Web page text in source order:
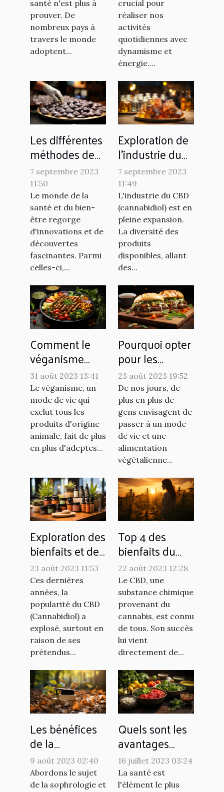
pour lutter
contre les
maladies
chroniques
santé n'est plus à
prouver. De
nombreux pays à
travers le monde
adoptent...
crucial pour
réaliser nos
activités
quotidiennes avec
dynamisme et
énergie....
Les différentes
méthodes de
production de
l'argent
colloïdal
7 septembre 2023
11:50
Le monde de la
santé et du bien-
être regorge
d'innovations et de
découvertes
fascinantes. Parmi
celles-ci,...
Exploration de
l'industrie du
CBD : un
aperçu du
marché des
résines et du
hash
7 septembre 2023
11:49
L'industrie du CBD
(cannabidiol) est en
pleine expansion.
La diversité des
produits
disponibles, allant
des...
Comment le
véganisme
influence le
marché de
l'alimentation
31 août 2023 13:41
Le véganisme, un
mode de vie qui
exclut tous les
produits d'origine
animale, fait de plus
en plus d'adeptes...
Pourquoi opter
pour les
recettes vegan
?
23 août 2023 19:52
De nos jours, de
plus en plus de
gens envisagent de
passer à un mode
de vie et une
alimentation
végétalienne...
Exploration des
bienfaits et des
utilisations du
CBD
23 août 2023 11:53
Ces dernières
années, la
popularité du CBD
(Cannabidiol) a
explosé, surtout en
raison de ses
prétendus...
Top 4 des
bienfaits du
CBD
22 août 2023 12:28
Le CBD, une
substance chimique
provenant du
cannabis, est connu
de tous. Son succès
lui vient
directement de...
Les bénéfices
de la
sophrologie
pour les
étudiants
9 août 2023 02:40
Abordons le sujet
de la sophrologie et
Quels sont les
avantages
d'avoir une
alimentation
saine ?
16 juillet 2023 03:24
La santé est
l'élément le plus